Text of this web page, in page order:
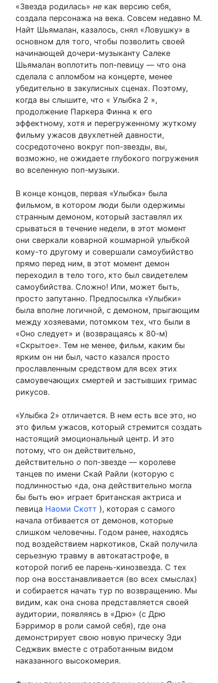
«Звезда родилась» не как версию себя,
создала персонажа на века. Совсем недавно М.
Найт Шьямалан, казалось, снял «Ловушку» в
основном для того, чтобы позволить своей
начинающей дочери-музыканту Салеке
Шьямалан воплотить поп-певицу — что она
сделала с апломбом на концерте, менее
убедительно в закулисных сценах. Поэтому,
когда вы слышите, что « Улыбка 2 »,
продолжение Паркера Финна к его
эффектному, хотя и перегруженному жуткому
фильму ужасов двухлетней давности,
сосредоточено вокруг поп-звезды, вы,
возможно, не ожидаете глубокого погружения
во вселенную поп-музыки.
В конце концов, первая «Улыбка» была
фильмом, в котором люди были одержимы
странным демоном, который заставлял их
срываться в течение недели, в этот момент
они сверкали коварной кошмарной улыбкой
кому-то другому и совершали самоубийство
прямо перед ним, в этот момент демон
переходил в тело того, кто был свидетелем
самоубийства. Сложно! Или, может быть,
просто запутанно. Предпосылка «Улыбки»
была вполне логичной, с демоном, прыгающим
между хозяевами, потомком тех, что были в
«Оно следует» и (возвращаясь к 80-м)
«Скрытое». Тем не менее, фильм, каким бы
ярким он ни был, часто казался просто
прославленным средством для всех этих
самоувечающих смертей и застывших гримас
рикусов.
«Улыбка 2» отличается. В нем есть все это, но
это фильм ужасов, который стремится создать
настоящий эмоциональный центр. И это
потому, что он действительно,
действительно о поп-звезде — королеве
танцев по имени Скай Райли (которую с
подлинностью «да, она действительно могла
бы быть ею» играет британская актриса и
певица Наоми Скотт ), которая с самого
начала отбивается от демонов, которые
слишком человечны. Годом ранее, находясь
под воздействием наркотиков, Скай получила
серьезную травму в автокатастрофе, в
которой погиб ее парень-кинозвезда. С тех
пор она восстанавливается (во всех смыслах)
и собирается начать тур по возвращению. Мы
видим, как она снова представляется своей
аудитории, появляясь в «Дрю» (с Дрю
Бэрримор в роли самой себя), где она
демонстрирует свою новую прическу Эди
Седжвик вместе с отработанным видом
наказанного высокомерия.